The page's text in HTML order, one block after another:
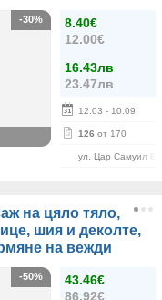
8.40€
12.00€
16.43лв
23.47лв
12.03 - 10.09
126 от 170
ул. Цар Самуил 84
-30%
на цяло тяло,
шия и деколте,
на вежди
43.46€
86.92€
-50%